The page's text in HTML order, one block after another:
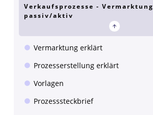
Verkaufsprozesse - Vermarktung
passiv/aktiv
Vermarktung erklärt
Prozesserstellung erklärt
Vorlagen
Prozesssteckbrief